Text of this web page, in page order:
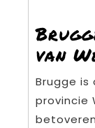
van
Brugge
provincie